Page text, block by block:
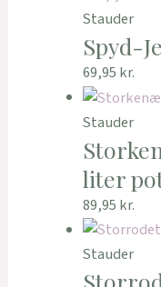
Stauder
Spyd-
69,95 kr.
Stauder
liter
89,95 kr.
Stauder